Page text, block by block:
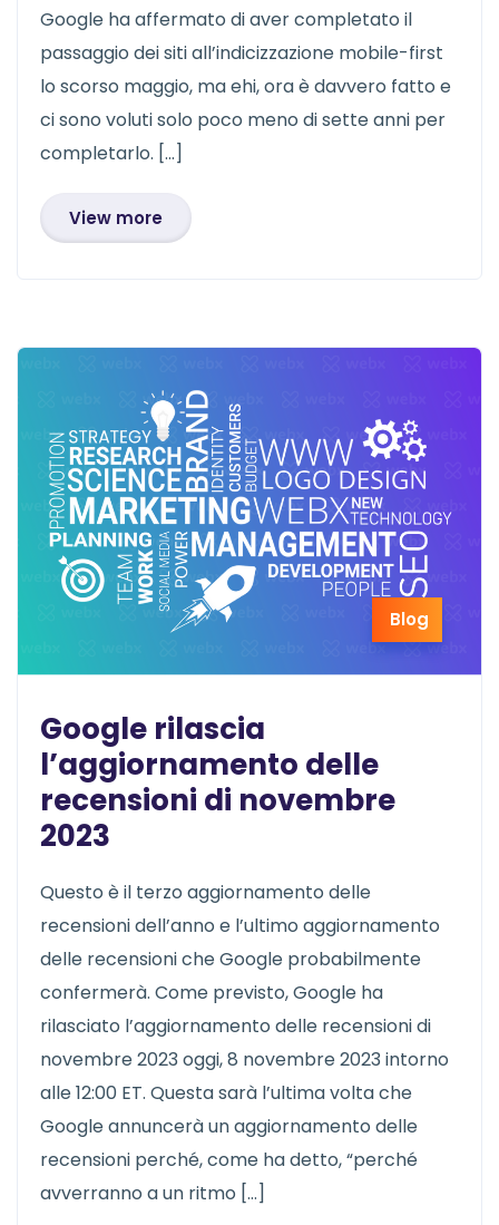
Google ha affermato di aver completato il
passaggio dei siti all’indicizzazione mobile-first
lo scorso maggio, ma ehi, ora è davvero fatto e
ci sono voluti solo poco meno di sette anni per
completarlo. […]
View more
Blog
Google rilascia
l’aggiornamento delle
recensioni di novembre
2023
Questo è il terzo aggiornamento delle
recensioni dell’anno e l’ultimo aggiornamento
delle recensioni che Google probabilmente
confermerà. Come previsto, Google ha
rilasciato l’aggiornamento delle recensioni di
novembre 2023 oggi, 8 novembre 2023 intorno
alle 12:00 ET. Questa sarà l’ultima volta che
Google annuncerà un aggiornamento delle
recensioni perché, come ha detto, “perché
avverranno a un ritmo […]